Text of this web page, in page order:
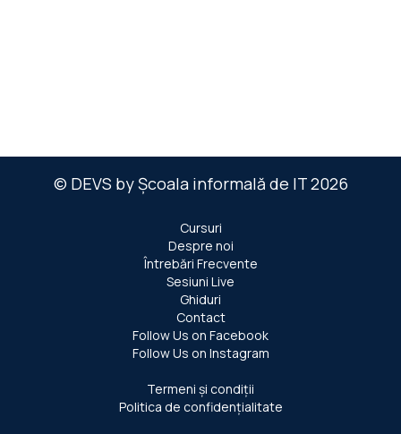
© DEVS by Școala informală de IT 2026
Cursuri
Despre noi
Întrebări Frecvente
Sesiuni Live
Ghiduri
Contact
Follow Us on Facebook
Follow Us on Instagram
Termeni și condiții
Politica de confidențialitate